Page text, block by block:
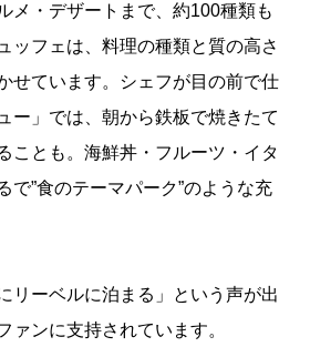
メ・デザートまで、約100種類も
ッフェは、料理の種類と質の高さ
せています。シェフが目の前で仕
ー」では、朝から鉄板で焼きたて
ことも。海鮮丼・フルーツ・イタ
で”食のテーマパーク”のような充
リーベルに泊まる」という声が出
ァンに支持されています。